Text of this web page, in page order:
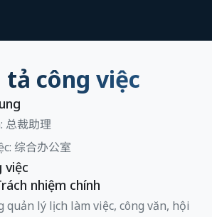
tả công việc
总裁助理
综合办公室
việc
nhiệm chính
lý lịch làm việc, công văn, hội